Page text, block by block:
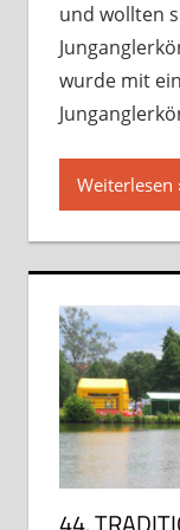
und wollten
wurde mit
Weiterlesen